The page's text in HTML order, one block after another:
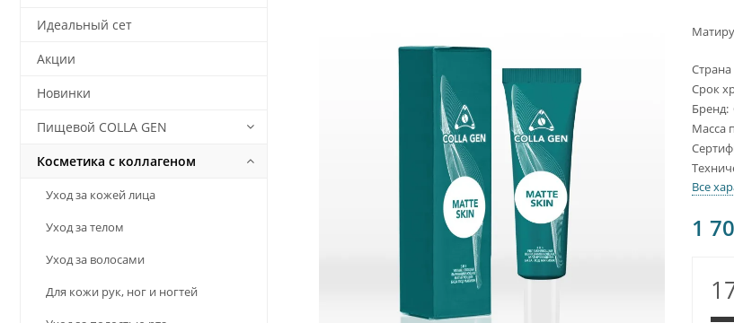
Страна
Срок
Бренд
Масса
Все
1
Идеальный сет
Акции
Новинки
Пищевой COLLA GEN
Косметика с коллагеном
Уход за кожей лица
Уход за телом
Уход за волосами
Для кожи рук, ног и ногтей